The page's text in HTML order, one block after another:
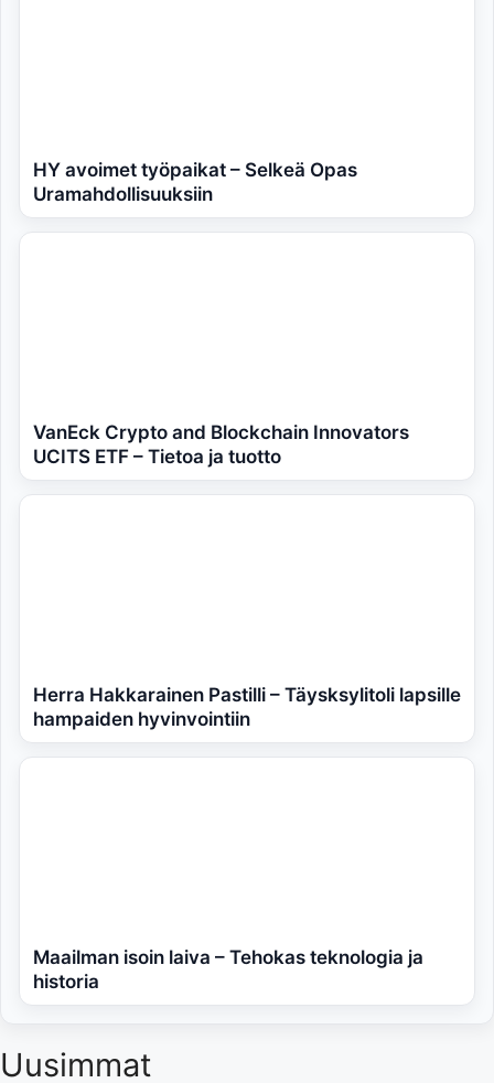
HY avoimet työpaikat – Selkeä Opas
Uramahdollisuuksiin
VanEck Crypto and Blockchain Innovators
UCITS ETF – Tietoa ja tuotto
Herra Hakkarainen Pastilli – Täysksylitoli lapsille
hampaiden hyvinvointiin
Maailman isoin laiva – Tehokas teknologia ja
historia
Uusimmat